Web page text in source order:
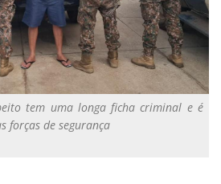
tem uma longa ficha criminal e é
forças de segurança